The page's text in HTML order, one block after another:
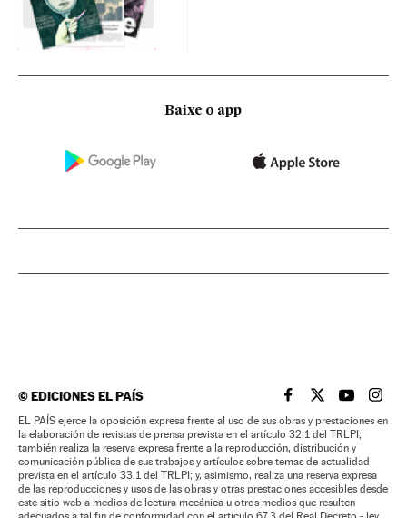
Baixe o app
©EDICIONES EL PAÍS EL PAÍS BRASIL EN
EL PAÍSEL PAÍS
EL
EL PAÍS ejerce la oposición expresa frente al uso de sus obras y prestaciones en
la elaboración de revistas de prensa prevista en el artículo 32.1 del TRLPI;
también realiza la reserva expresa frente a la reproducción, distribución y
comunicación pública de sus trabajos y artículos sobre temas de actualidad
prevista en el artículo 33.1 del TRLPI; y, asimismo, realiza una reserva expresa
de las reproducciones y usos de las obras y otras prestaciones accesibles desde
este sitio web a medios de lectura mecánica u otros medios que resulten